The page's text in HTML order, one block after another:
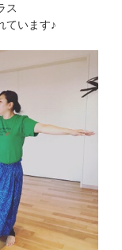
ス
ています♪